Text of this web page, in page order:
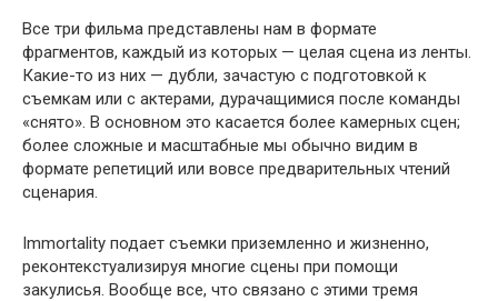
Все три фильма представлены нам в формате
фрагментов, каждый из которых — целая сцена из ленты.
Какие-то из них — дубли, зачастую с подготовкой к
съемкам или с актерами, дурачащимися после команды
«снято». В основном это касается более камерных сцен;
более сложные и масштабные мы обычно видим в
формате репетиций или вовсе предварительных чтений
сценария.
Immortality подает съемки приземленно и жизненно,
реконтекстуализируя многие сцены при помощи
закулисья. Вообще все, что связано с этими тремя